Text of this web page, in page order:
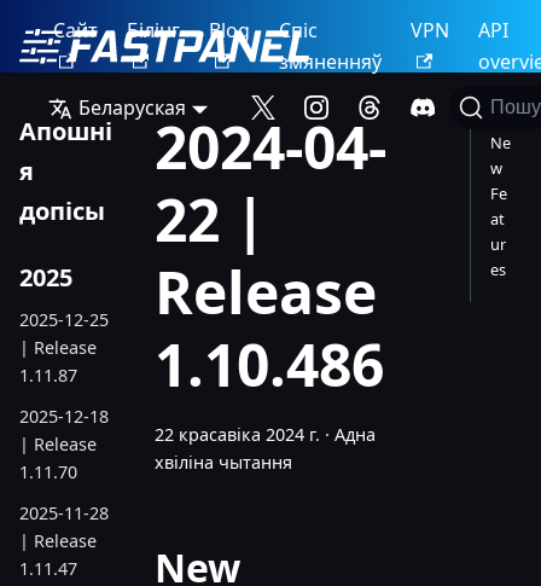
Сайт Білінг Blog
Спіс
змяненняў
VPN
API
Беларуская
Апошні
я
допісы
2025
2025-12-25
| Release
1.11.87
2025-12-18
| Release
1.11.70
2025-11-28
| Release
1.11.47
2024-04-
22 |
Release
1.10.486
22 красавіка 2024 г. · Адна
хвіліна чытання
New
Ne
w
Fe
at
ur
es